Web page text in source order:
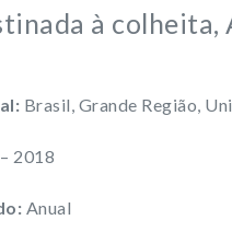
à colheita,
Brasil, Grande Região,
2018
Anual